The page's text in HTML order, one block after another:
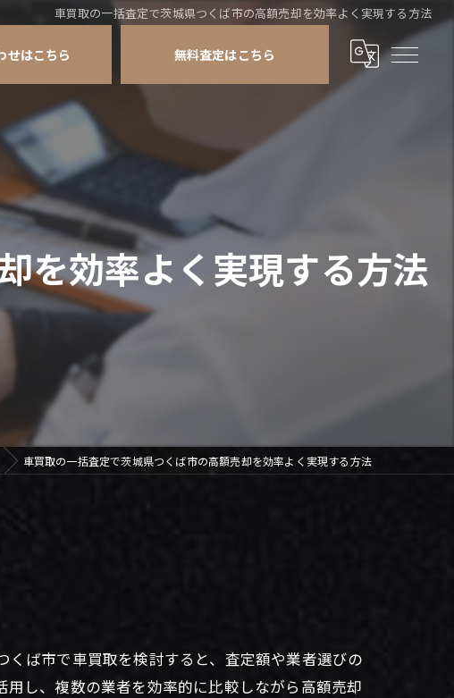
車買取の一括査定で茨城県つくば市の高額売却を効率よく実現する方法
せはこちら 無料査定はこちら
を効率よく実現する方法
車買取の一括査定で茨城県つくば市の高額売却を効率よく実現する方法
ば市で車買取を検討すると、査定額や業者選びの
し、複数の業者を効率的に比較しながら高額売却